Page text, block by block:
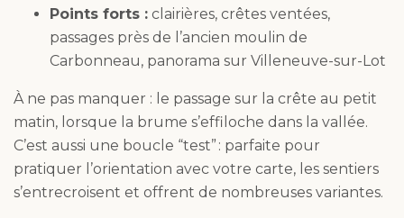
Points forts : clairières, crêtes ventées,
passages près de l’ancien moulin de
Carbonneau, panorama sur Villeneuve-sur-Lot
À ne pas manquer : le passage sur la crête au petit
matin, lorsque la brume s’effiloche dans la vallée.
C’est aussi une boucle “test” : parfaite pour
pratiquer l’orientation avec votre carte, les sentiers
s’entrecroisent et offrent de nombreuses variantes.